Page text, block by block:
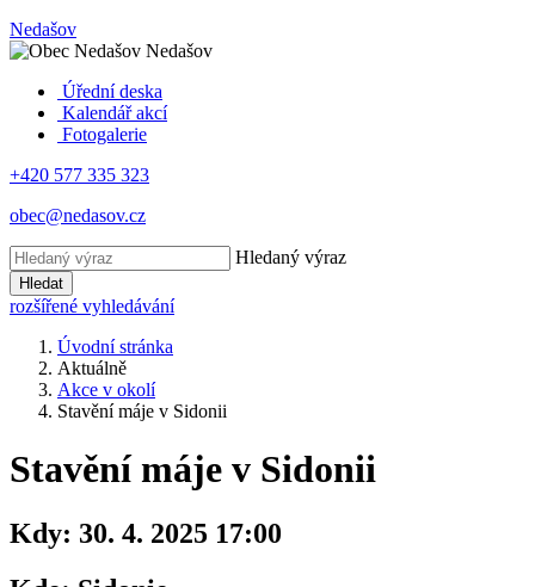
Nedašov
Nedašov
Úřední deska
Kalendář akcí
Fotogalerie
+420 577 335 323
obec@nedasov.cz
Hledaný výraz
Hledat
rozšířené vyhledávání
Úvodní stránka
Aktuálně
Akce v okolí
Stavění máje v Sidonii
Stavění máje v Sidonii
Kdy: 30. 4. 2025 17:00